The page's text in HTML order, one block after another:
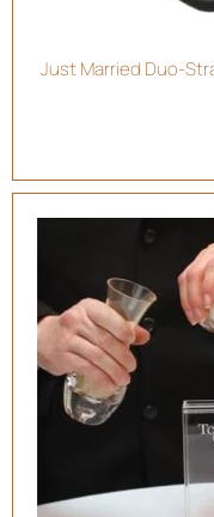
Just Married Duo-